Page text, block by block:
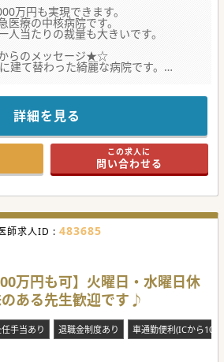
万円も実現できます。
医療の中核病院です。
当たりの裁量も大きいです。
らのメッセージ★☆
建て替わった綺麗な病院です。
養までシームレスな医療を提供してい
先生であれば、県内外問わず是非お問
詳細を見る
この求人に
問い合わせる
師求人ID : 483685
万円も可】火曜日・水曜日休
ある先生歓迎です♪
手当あり 退職金制度あり 車通勤便利(ICから10